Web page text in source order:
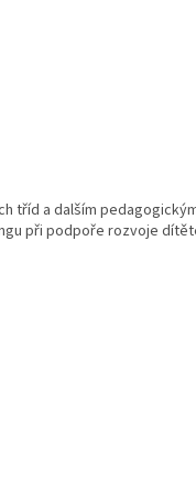
tříd a dalším
při podpoře rozvoje